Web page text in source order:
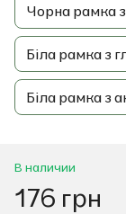
Чорна рамка
Біла рамка з
Біла рамка з
В наличии
176 грн